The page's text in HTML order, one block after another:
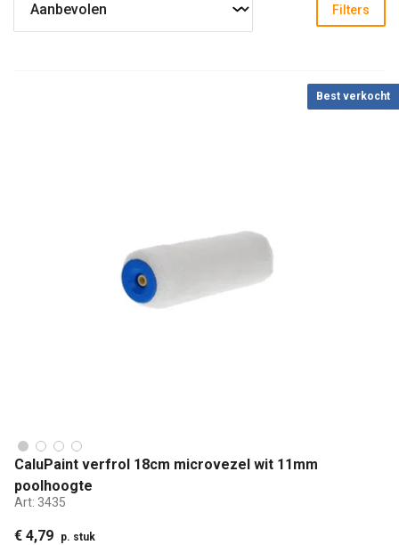
Filters
Best verkocht
CaluPaint verfrol 18cm microvezel wit 11mm
poolhoogte
Art: 3435
€ 4,79 p. stuk